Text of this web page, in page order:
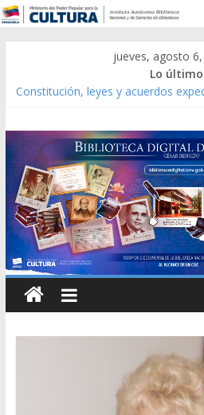
jueves, agosto
Lo
Constitución, leyes y acuerdos
Modesta Bor Sánchez [material
Gaceta Oficial de la República de
Caracas 09 de marzo de 2006 N°
Catálogo temático de obras de